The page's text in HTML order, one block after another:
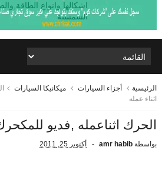
اشكالها وانواع
الشمسية
الرئيسية أجزاء السيارات ميكانيكا السيارات
اثناء عمله
الحرك اثناعمله ,فديو
بواسطة amr habib أكتوبر 25, 2011